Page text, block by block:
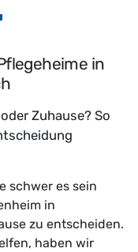
in
Zuhause? So
schwer es sein
in
zu entscheiden.
haben wir